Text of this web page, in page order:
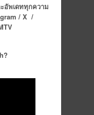
อัพเดททุกความ
/ X /